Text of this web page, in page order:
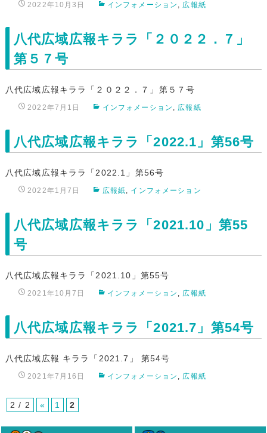
2022年10月3日 インフォメーション 広報紙
八代広域広報キララ「２０２２．７」
第５７号
八代広域広報キララ「２０２２．７」第５７号
2022年7月1日 インフォメーション 広報紙
八代広域広報キララ「2022.1」第56号
八代広域広報キララ「2022.1」第56号
2022年1月7日 広報紙 インフォメーション
八代広域広報キララ「2021.10」第55
号
八代広域広報キララ「2021.10」第55号
2021年10月7日 インフォメーション 広報紙
八代広域広報キララ「2021.7」第54号
八代広域広報 キララ「2021.7」 第54号
2021年7月16日 インフォメーション 広報紙
2 / 2 « 1 2